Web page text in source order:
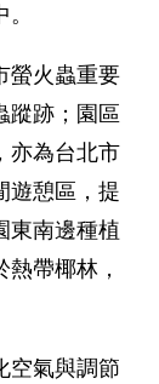
螢火蟲重要
蹤跡；園區
亦為台北市
遊憩區，提
東南邊種植
帶椰林，
空氣與調節